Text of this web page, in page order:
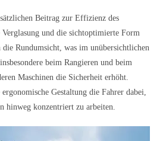
Beitrag zur Effizienz des
und die sichtoptimierte Form
die Rundumsicht, was im unübersichtlichen
beim Rangieren und beim
Maschinen die Sicherheit erhöht.
Gestaltung die Fahrer dabei,
hinweg konzentriert zu arbeiten.